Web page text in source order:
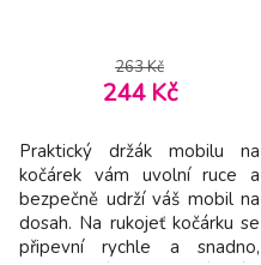
263 Kč
244 Kč
Praktický držák mobilu na
kočárek vám uvolní ruce a
bezpečně udrží váš mobil na
dosah. Na rukojeť kočárku se
připevní rychle a snadno,